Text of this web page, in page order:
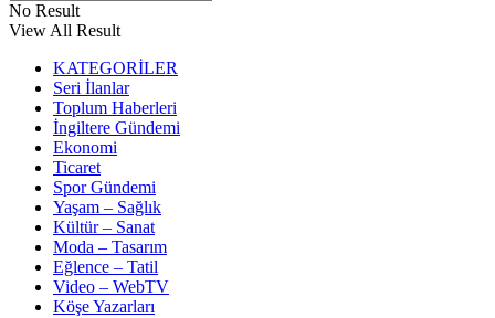
No Result
View All Result
KATEGORİLER
Seri İlanlar
Toplum Haberleri
İngiltere Gündemi
Ekonomi
Ticaret
Spor Gündemi
Yaşam – Sağlık
Kültür – Sanat
Moda – Tasarım
Eğlence – Tatil
Video – WebTV
Köşe Yazarları